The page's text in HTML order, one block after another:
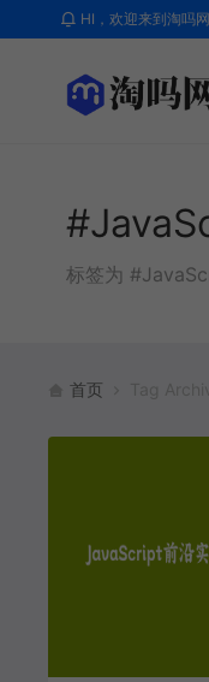
HI，欢迎来到淘吗
标签为
首页